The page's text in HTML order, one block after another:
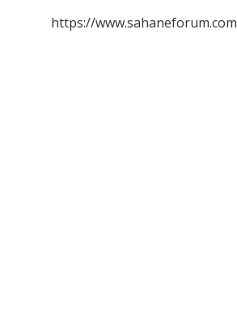
https://www.sahaneforum.com